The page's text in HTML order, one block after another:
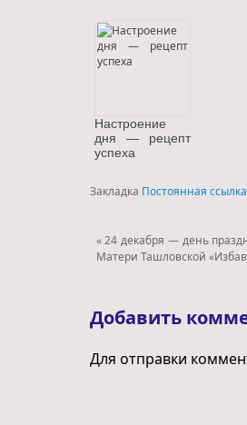
Настроение
дня — рецепт
успеха
Закладка Постоянная ссылка
«24 декабря — день
Матери Ташловской
Добавить
Для отправки